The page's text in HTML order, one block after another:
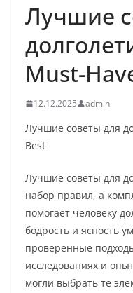
Лучшие
Must-
12.12.2025 admin
Лучшие советы для
Best
Лучшие советы для
набор правил, а
помогает человеку
бодрость и ясность
проверенные
исследованиях и
могли выбрать те